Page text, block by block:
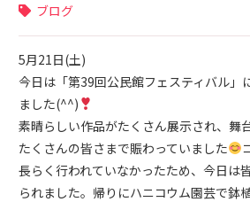
ブログ
5月21日(土)
今日は「第39回公民館フェスティバル」
ました(^^)
素晴らしい作品がたくさん展示され、舞
たくさんの皆さまで賑わっていました
長らく行われていなかったため、今日は
られました。帰りにハニコウム園芸で鉢